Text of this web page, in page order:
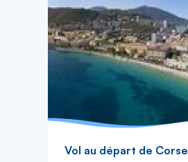
Vol au départ de Corse